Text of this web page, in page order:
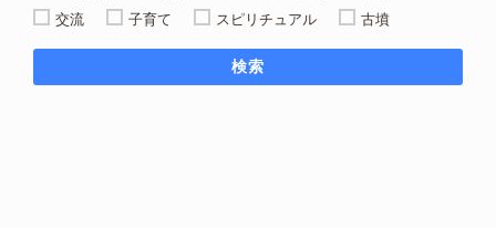
交流
子育て スピリチュアル 古墳
検索